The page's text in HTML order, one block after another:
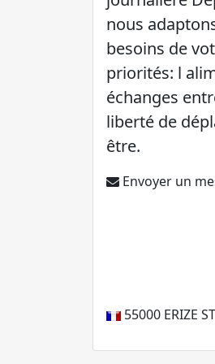
nous
besoins de
priorités: l
échanges
liberté de
être.
Envoyer un
55000 ERIZE